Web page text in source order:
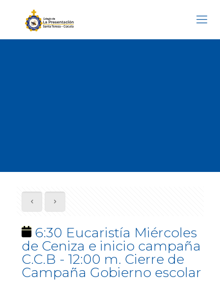
6:30 Eucaristía Miércoles
de Ceniza e inicio campaña
C.C.B - 12:00 m. Cierre de
Campaña Gobierno escolar